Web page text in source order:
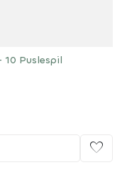
Puslespil
favorite